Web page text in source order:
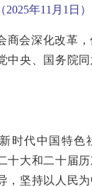
（2025年11月1日）
商会深化改革
中央、国务院
时代中国特色
十大和二十届
，坚持以人民